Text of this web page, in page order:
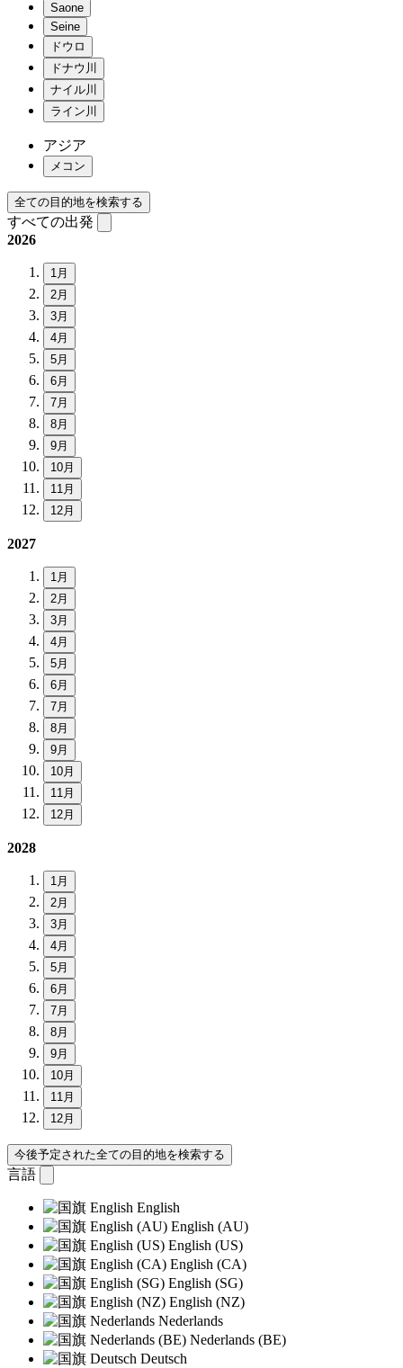
Saone
Seine
ドウロ
ドナウ川
ナイル川
ライン川
アジア
メコン
全ての目的地を検索する
すべての出発
2026
1月
2月
3月
4月
5月
6月
7月
8月
9月
10月
11月
12月
2027
1月
2月
3月
4月
5月
6月
7月
8月
9月
10月
11月
12月
2028
1月
2月
3月
4月
5月
6月
7月
8月
9月
10月
11月
12月
今後予定された全ての目的地を検索する
言語
English
English (AU)
English (US)
English (CA)
English (SG)
English (NZ)
Nederlands
Nederlands (BE)
Deutsch